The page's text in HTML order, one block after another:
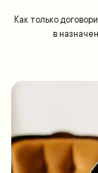
Как только
в